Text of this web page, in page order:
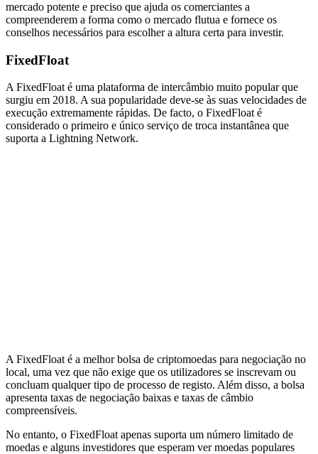
mercado potente e preciso que ajuda os comerciantes a
compreenderem a forma como o mercado flutua e fornece os
conselhos necessários para escolher a altura certa para investir.
FixedFloat
A FixedFloat é uma plataforma de intercâmbio muito popular que
surgiu em 2018. A sua popularidade deve-se às suas velocidades de
execução extremamente rápidas. De facto, o FixedFloat é
considerado o primeiro e único serviço de troca instantânea que
suporta a Lightning Network.
A FixedFloat é a melhor bolsa de criptomoedas para negociação no
local, uma vez que não exige que os utilizadores se inscrevam ou
concluam qualquer tipo de processo de registo. Além disso, a bolsa
apresenta taxas de negociação baixas e taxas de câmbio
compreensíveis.
No entanto, o FixedFloat apenas suporta um número limitado de
moedas e alguns investidores que esperam ver moedas populares